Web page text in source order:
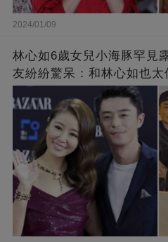
2024/01/09
林心如6歲女兒小海豚罕見
友紛紛驚呆：和林心如也太